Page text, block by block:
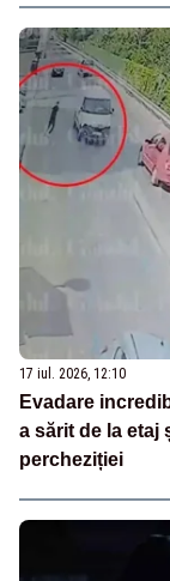
17 iul. 2026, 12:10
Evadare
a sărit de la etaj
percheziției